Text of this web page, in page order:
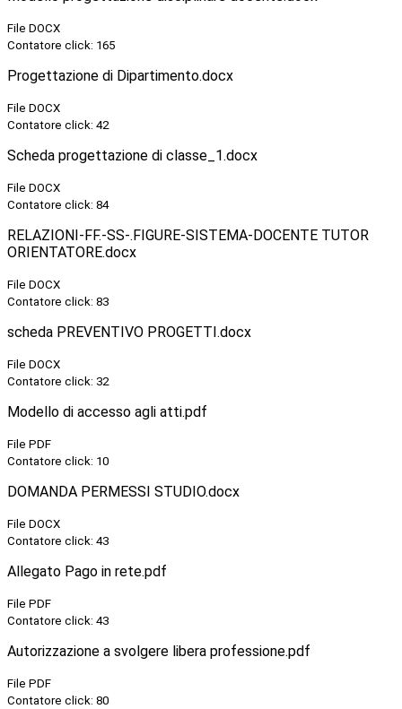
File DOCX
Contatore click: 165
Progettazione di Dipartimento.docx
File DOCX
Contatore click: 42
Scheda progettazione di classe_1.docx
File DOCX
Contatore click: 84
RELAZIONI-FF.-SS-.FIGURE-SISTEMA-DOCENTE TUTOR
ORIENTATORE.docx
File DOCX
Contatore click: 83
scheda PREVENTIVO PROGETTI.docx
File DOCX
Contatore click: 32
Modello di accesso agli atti.pdf
File PDF
Contatore click: 10
DOMANDA PERMESSI STUDIO.docx
File DOCX
Contatore click: 43
Allegato Pago in rete.pdf
File PDF
Contatore click: 43
Autorizzazione a svolgere libera professione.pdf
File PDF
Contatore click: 80